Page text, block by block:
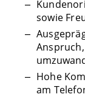
sowie
Hohe
am